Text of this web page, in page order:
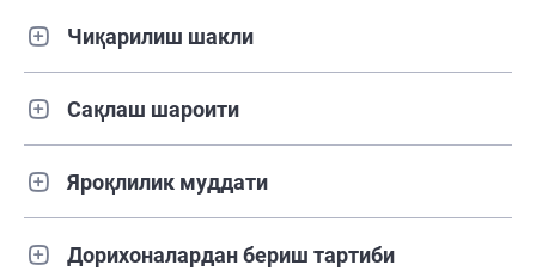
Чиқарилиш шакли
Сақлаш шароити
Яроқлилик муддати
Дорихоналардан бериш тартиби